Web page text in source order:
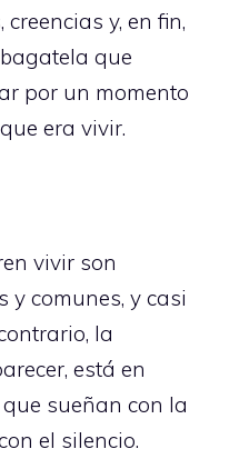
y, en fin,
que
por un momento
era vivir.
vivir son
y comunes, y casi
la
está en
sueñan con la
el silencio.